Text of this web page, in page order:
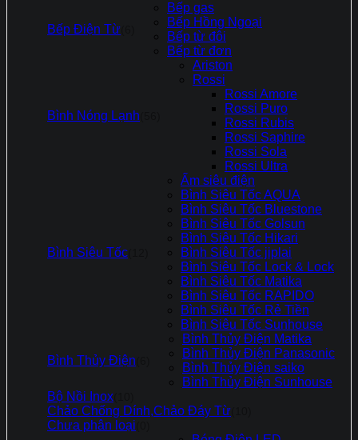
Bếp Điện Từ
Bếp gas
Bếp Hồng Ngoại
Bếp từ đôi
Bếp từ đơn
Bình Nóng Lạnh
Ariston
Rossi
Rossi Amore
Rossi Puro
Rossi Rubis
Rossi Saphire
Rossi Sola
Rossi Ultra
Bình Siêu Tốc
Ấm siêu điện
Bình Siêu Tốc AQUA
Bình Siêu Tốc Bluestone
Bình Siêu Tốc Golsun
Bình Siêu Tốc Hikari
Bình Siêu Tốc jiplai
Bình Siêu Tốc Lock & Lock
Bình Siêu Tốc Matika
Bình Siêu Tốc RAPIDO
Bình Siêu Tốc Rẻ Tiền
Bình Siêu Tốc Sunhouse
Bình Thủy Điện
Bình Thủy Điện Matika
Bình Thủy Điện Panasonic
Bình Thủy Điện saiko
Bình Thủy Điện Sunhouse
Bộ Nồi Inox
Chảo Chống Dính,Chảo Đáy Từ
Chưa phân loại